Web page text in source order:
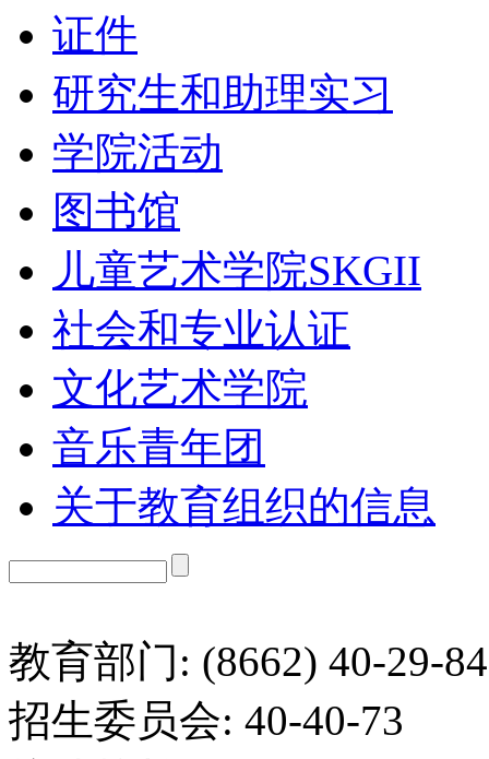
证件
研究生和助理实习
学院活动
图书馆
儿童艺术学院SKGII
社会和专业认证
文化艺术学院
音乐青年团
关于教育组织的信息
教育部门: (8662) 40-29-84
招生委员会: 40-40-73